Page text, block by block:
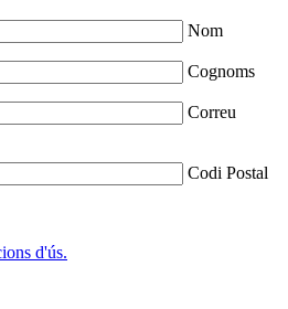
Nom
Cognoms
Correu
Codi Postal
d'ús.